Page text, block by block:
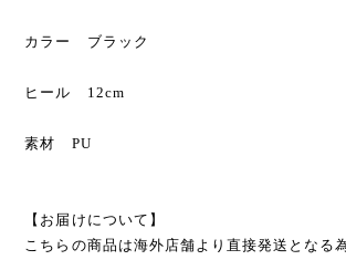
カラー ブラック
ヒール 12cm
素材 PU
【お届けについて】
こちらの商品は海外店舗より直接発送となる為